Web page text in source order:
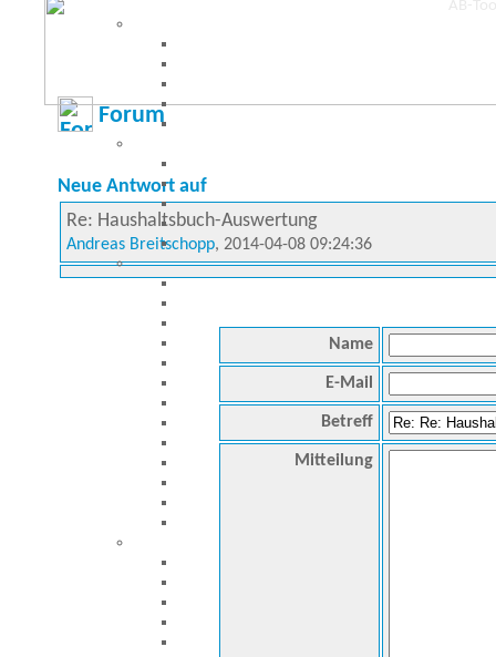
Forum
Neue Antwort auf
Re: Haushaltsbuch-Auswertung
Andreas Breitschopp, 2014-04-08 09:24:36
Name
E-Mail
Betreff
Mitteilung